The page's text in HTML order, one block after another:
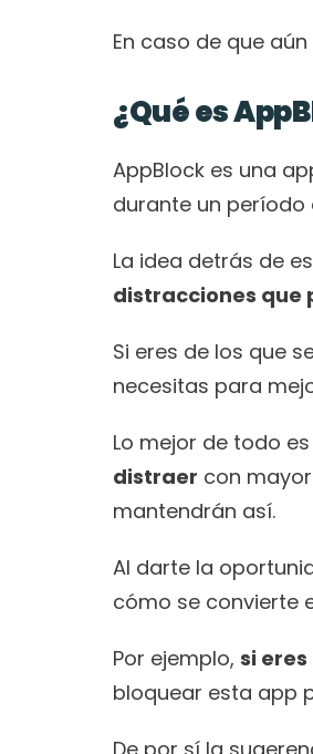
En caso de que
¿Qué es
AppBlock es una
durante un
La idea detrás de
distracciones que
Si eres de los que
necesitas para
Lo mejor de todo
distraer con
mantendrán así.
Al darte la
cómo se convierte
Por ejemplo, si
bloquear esta app